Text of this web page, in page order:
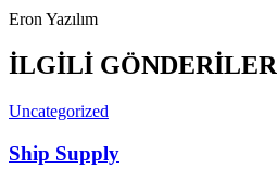
Eron Yazılım
İLGİLİ GÖNDERİLER
Uncategorized
Ship Supply